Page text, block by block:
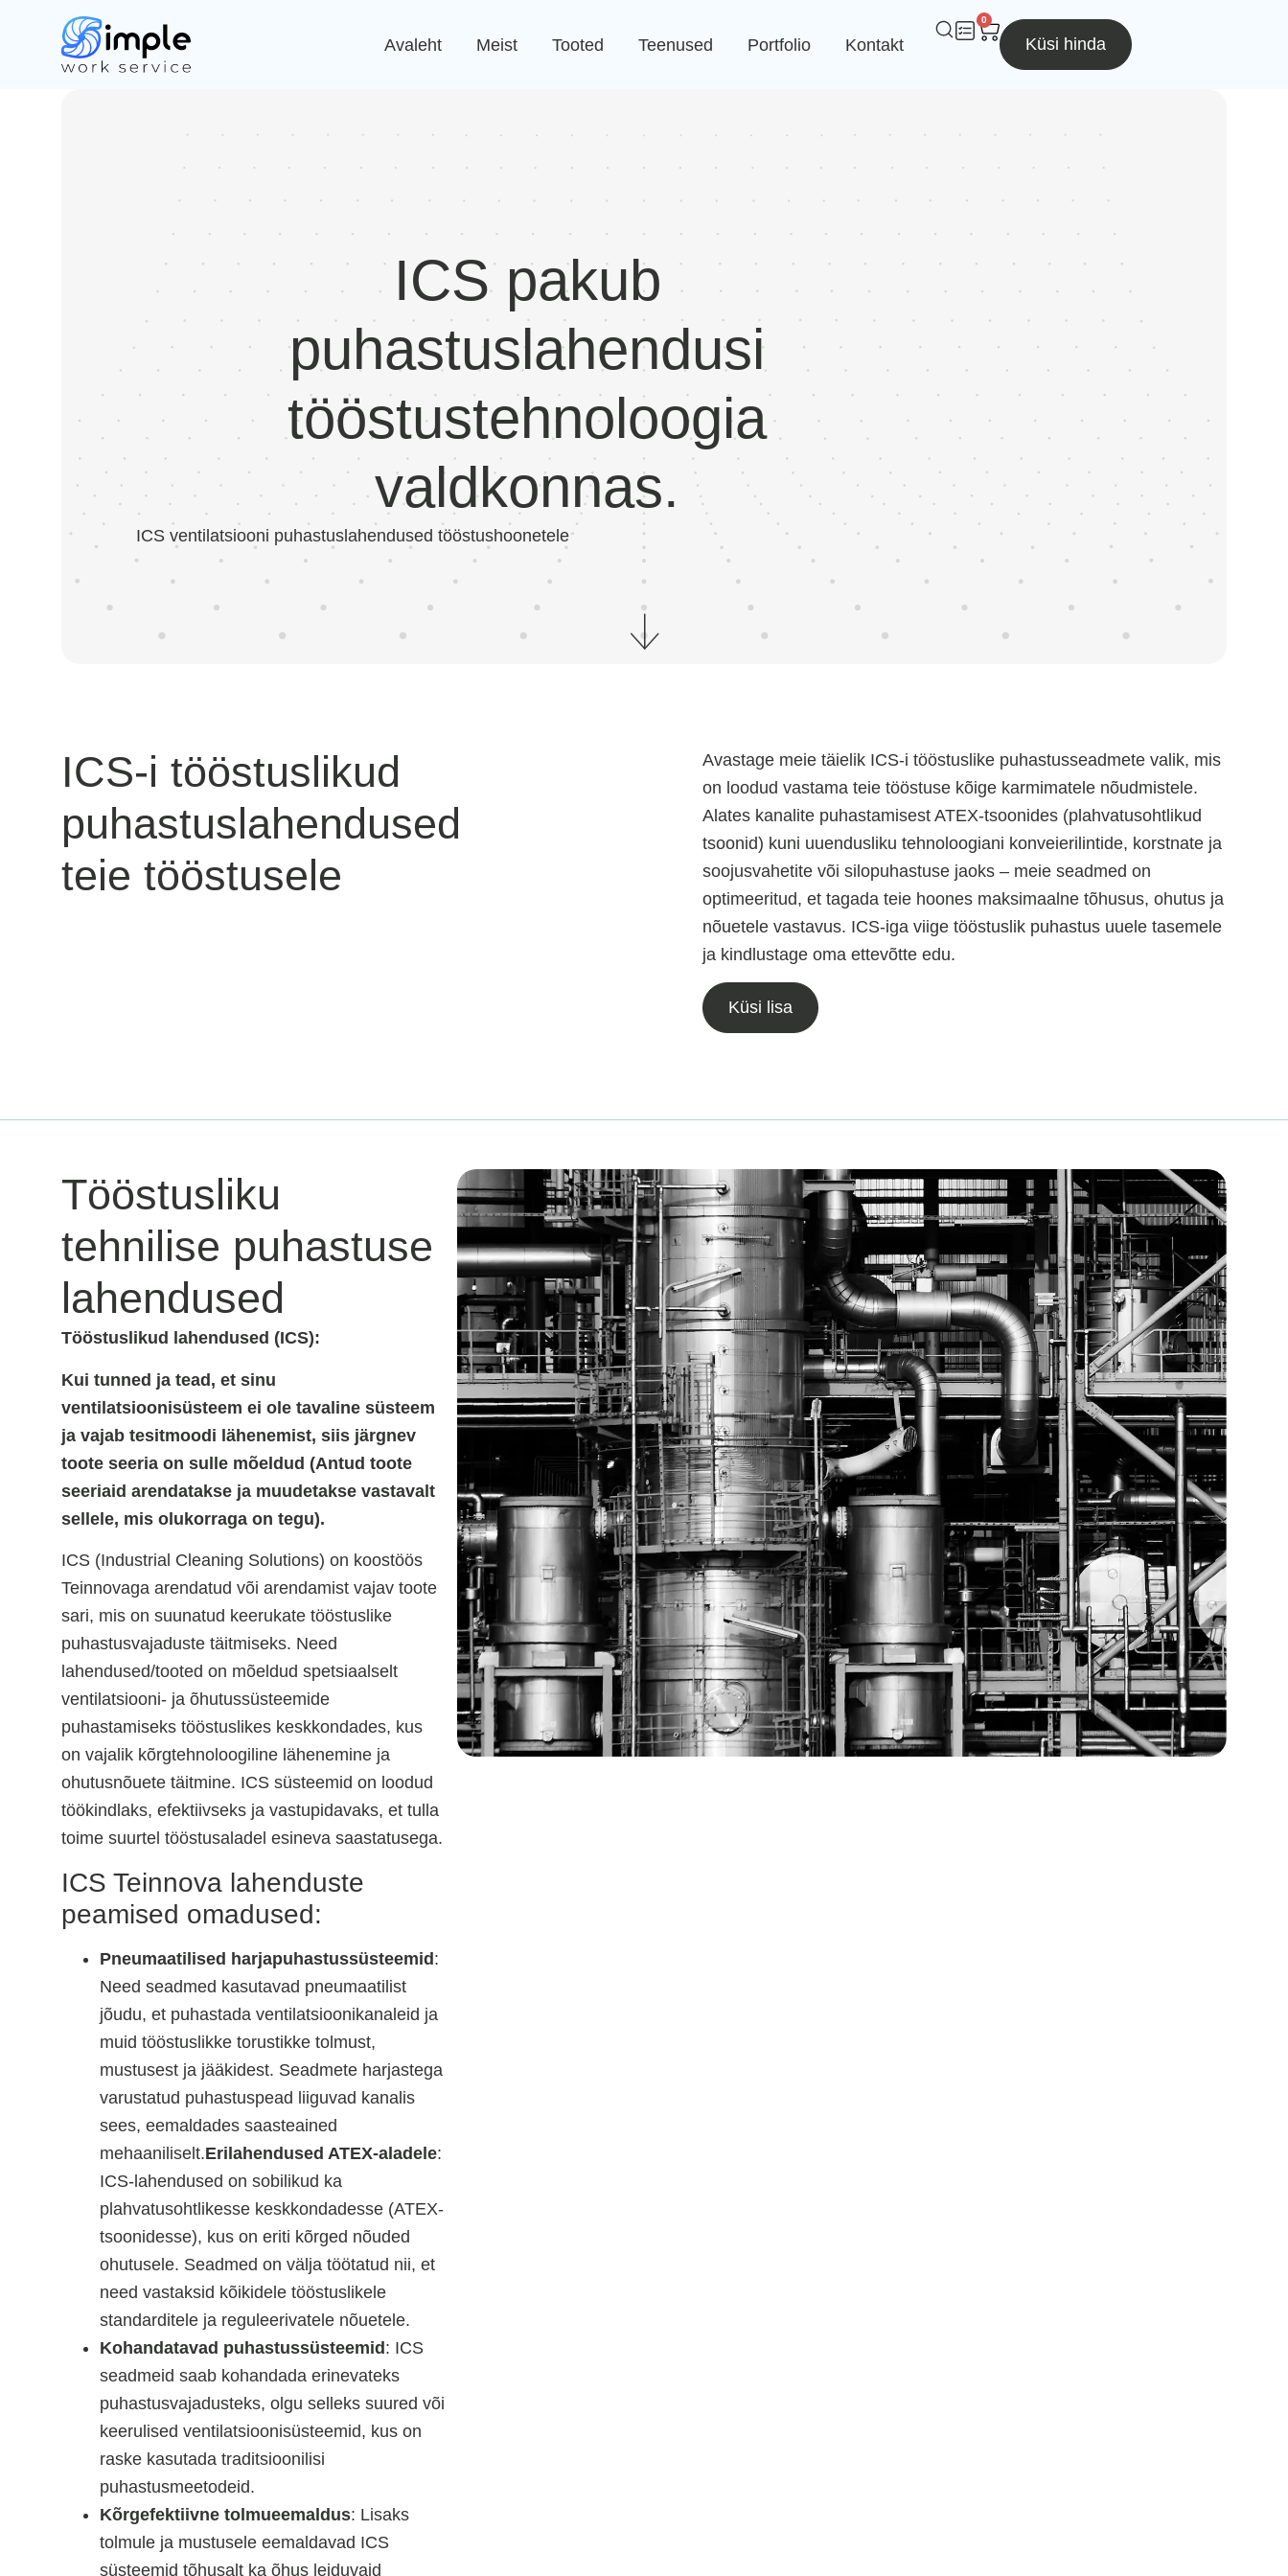
Avaleht Meist Tooted Teenused Portfolio Kontakt
0
Küsi hinda
ICS pakub
puhastuslahendusi
tööstustehnoloogia
valdkonnas.
ICS ventilatsiooni puhastuslahendused tööstushoonetele
ICS-i tööstuslikud
puhastuslahendused
teie tööstusele
Avastage meie täielik ICS-i tööstuslike puhastusseadmete valik, mis
on loodud vastama teie tööstuse kõige karmimatele nõudmistele.
Alates kanalite puhastamisest ATEX-tsoonides (plahvatusohtlikud
tsoonid) kuni uuendusliku tehnoloogiani konveierilintide, korstnate ja
soojusvahetite või silopuhastuse jaoks – meie seadmed on
optimeeritud, et tagada teie hoones maksimaalne tõhusus, ohutus ja
nõuetele vastavus. ICS-iga viige tööstuslik puhastus uuele tasemele
ja kindlustage oma ettevõtte edu.
Küsi lisa
Tööstusliku
tehnilise puhastuse
lahendused
Tööstuslikud lahendused (ICS):
Kui tunned ja tead, et sinu
ventilatsioonisüsteem ei ole tavaline süsteem
ja vajab tesitmoodi lähenemist, siis järgnev
toote seeria on sulle mõeldud (Antud toote
seeriaid arendatakse ja muudetakse vastavalt
sellele, mis olukorraga on tegu).
ICS (Industrial Cleaning Solutions) on koostöös
Teinnovaga arendatud või arendamist vajav toote
sari, mis on suunatud keerukate tööstuslike
puhastusvajaduste täitmiseks. Need
lahendused/tooted on mõeldud spetsiaalselt
ventilatsiooni- ja õhutussüsteemide
puhastamiseks tööstuslikes keskkondades, kus
on vajalik kõrgtehnoloogiline lähenemine ja
ohutusnõuete täitmine. ICS süsteemid on loodud
töökindlaks, efektiivseks ja vastupidavaks, et tulla
toime suurtel tööstusaladel esineva saastatusega.
ICS Teinnova lahenduste
peamised omadused:
Pneumaatilised harjapuhastussüsteemid:
Need seadmed kasutavad pneumaatilist
jõudu, et puhastada ventilatsioonikanaleid ja
muid tööstuslikke torustikke tolmust,
mustusest ja jääkidest. Seadmete harjastega
varustatud puhastuspead liiguvad kanalis
sees, eemaldades saasteained
mehaaniliselt.Erilahendused ATEX-aladele:
ICS-lahendused on sobilikud ka
plahvatusohtlikesse keskkondadesse (ATEX-
tsoonidesse), kus on eriti kõrged nõuded
ohutusele. Seadmed on välja töötatud nii, et
need vastaksid kõikidele tööstuslikele
standarditele ja reguleerivatele nõuetele.
Kohandatavad puhastussüsteemid: ICS
seadmeid saab kohandada erinevateks
puhastusvajadusteks, olgu selleks suured või
keerulised ventilatsioonisüsteemid, kus on
raske kasutada traditsioonilisi
puhastusmeetodeid.
Kõrgefektiivne tolmueemaldus: Lisaks
tolmule ja mustusele eemaldavad ICS
süsteemid tõhusalt ka õhus leiduvaid